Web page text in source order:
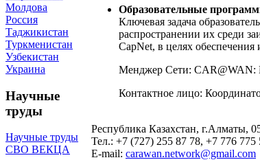
Молдова
Россия
Таджикистан
Туркменистан
Узбекистан
Украина
Научные
труды
Научные труды
СВО ВЕКЦА
Образовательные
Ключевая задача
распространении их среди
CapNet, в целях обеспечения
Менджер Сети: CAR@WAN:
Контактное лицо:
Республика Казахстан, г.Алматы,
Тел.: +7 (727) 255 87 78, +7 776 775
E-mail: carawan.network@gmail.com